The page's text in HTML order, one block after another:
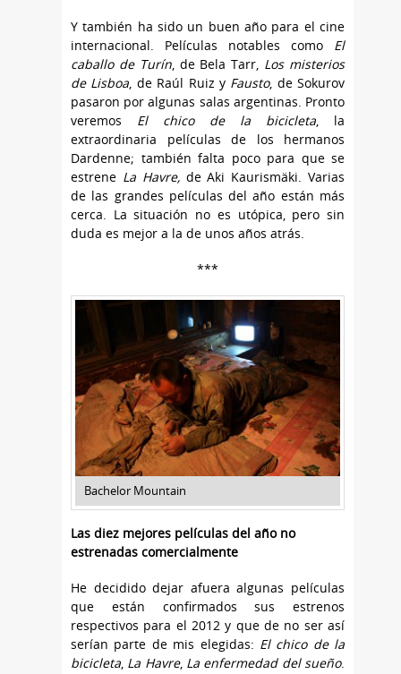
Y también ha sido un buen año para el cine
internacional. Películas notables como El
caballo de Turín, de Bela Tarr, Los misterios
de Lisboa , de Raúl Ruiz y Fausto, de Sokurov
pasaron por algunas salas argentinas. Pronto
veremos El chico de la bicicleta , la
extraordinaria películas de los hermanos
Dardenne; también falta poco para que se
estrene La Havre,de Aki Kaurismäki. Varias
de las grandes películas del año están más
cerca. La situación no es utópica, pero sin
duda es mejor a la de unos años atrás.
***
Bachelor Mountain
Las diez mejores películas del año no
estrenadas comercialmente
He decidido dejar afuera algunas películas
que están confirmados sus estrenos
respectivos para el 2012 y que de no ser así
serían parte de mis elegidas: El chico de la
bicicleta, La Havre, La enfermedad del sueño.